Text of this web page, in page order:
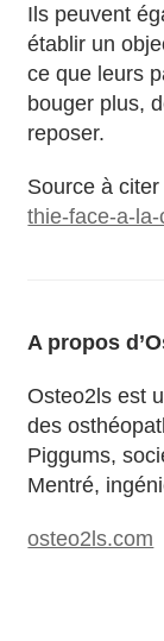
Ils peuvent
établir un
ce que leurs
bouger plus,
reposer.
Source à
thie-face-a-
A propos
Osteo2ls est
des
Piggums,
Mentré,
osteo2ls.com